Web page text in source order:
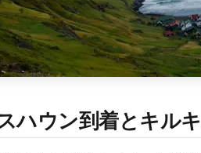
ハウン到着とキル